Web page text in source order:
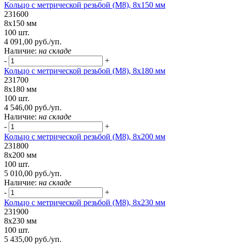
Кольцо с метрической резьбой (М8), 8х150 мм
231600
8х150 мм
100 шт.
4 091,00 руб./уп.
Наличие: на складе
-
+
Кольцо с метрической резьбой (М8), 8х180 мм
231700
8х180 мм
100 шт.
4 546,00 руб./уп.
Наличие: на складе
-
+
Кольцо с метрической резьбой (М8), 8х200 мм
231800
8х200 мм
100 шт.
5 010,00 руб./уп.
Наличие: на складе
-
+
Кольцо с метрической резьбой (М8), 8х230 мм
231900
8х230 мм
100 шт.
5 435,00 руб./уп.